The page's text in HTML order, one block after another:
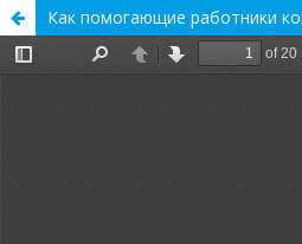
Как помогающие работники